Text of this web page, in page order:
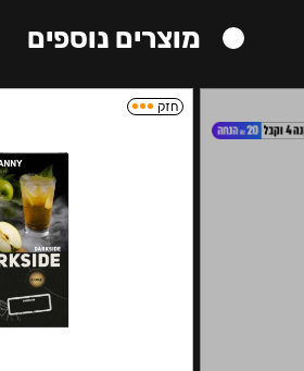
מוצרים נוספים
חזק